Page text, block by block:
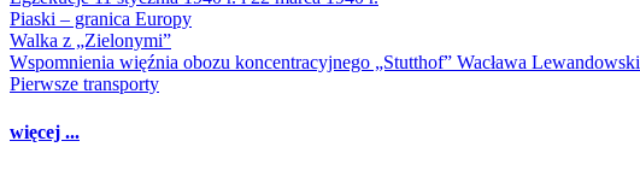
Piaski – granica Europy
Walka z „Zielonymi”
Wspomnienia więźnia obozu koncentracyjnego „Stutthof” Wacława
Pierwsze transporty
więcej ...